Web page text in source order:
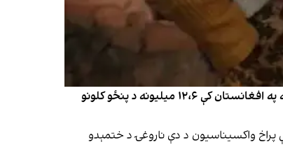
د ملګرو ملتونو د ماشومانو څخه د ملاتړ صندوق (یونیسف) اعلان کړی، چې د ۲۰۲۶کال د پولیو ضد لومړني سراسري کمپاین په ترڅ کې به په افغانستان کې ۱۲،۶ میلیونه د پنځو کلونو
واکسیناسیون د دې ناروغۍ د ختمېدو